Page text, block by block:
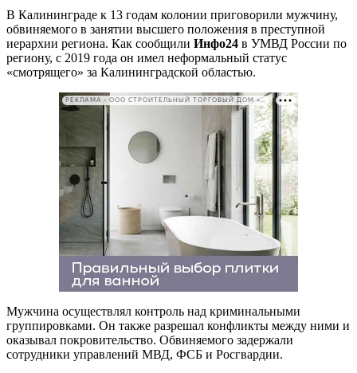
В Калининграде к 13 годам колонии приговорили мужчину,
обвиняемого в занятии высшего положения в преступной
иерархии региона. Как сообщили Инфо24 в УМВД России по
региону, с 2019 года он имел неформальный статус
«смотрящего» за Калининградской областью.
РЕКЛАМА • ООО СТРОИТЕЛЬНЫЙ ТОРГОВЫЙ ДОМ «ПЕТРОВИЧ». ИНН: 7802348846
Мужчина осуществлял контроль над криминальными
группировками. Он также разрешал конфликты между ними и
оказывал покровительство. Обвиняемого задержали
сотрудники управлений МВД, ФСБ и Росгвардии.